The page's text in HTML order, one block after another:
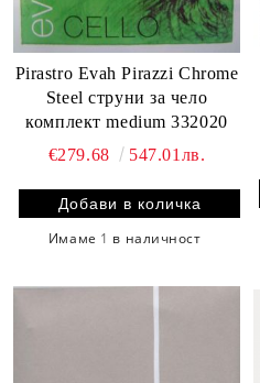
Pirastro Evah Pirazzi Chrome
Steel струни за чело
комплект medium 332020
€279.68
547.01лв.
Имаме 1 в наличност